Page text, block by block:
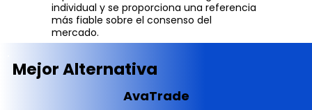
individual y se proporciona una referencia
más fiable sobre el consenso del
mercado.
Mejor Alternativa
AvaTrade